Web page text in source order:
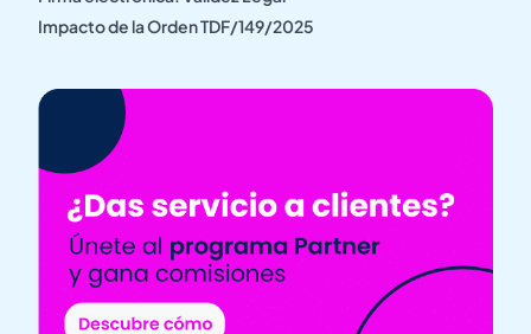
Impacto de la Orden TDF/149/2025